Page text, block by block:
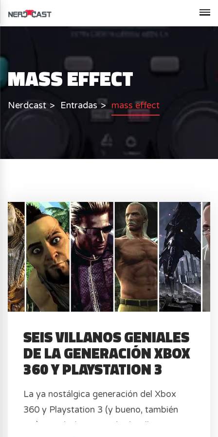
MASS EFFECT
Nerdcast Entradas mass effect
SEIS VILLANOS GENIALES
DE LA GENERACIÓN XBOX
360 Y PLAYSTATION 3
La ya nostálgica generación del Xbox
360 y Playstation 3 (y bueno, también
Wii), nos dejó un puñado de villanos